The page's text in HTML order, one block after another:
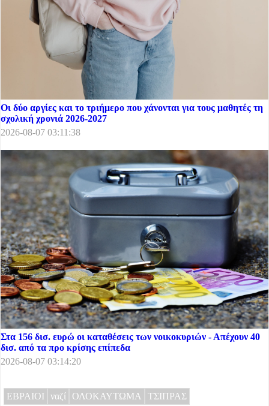
Οι δύο αργίες και το τριήμερο που χάνονται για τους μαθητές τη
σχολική χρονιά 2026-2027
2026-08-07 03:11:38
Στα 156 δισ. ευρώ οι καταθέσεις των νοικοκυριών - Απέχουν 40
δισ. από τα προ κρίσης επίπεδα
2026-08-07 03:14:20
ΕΒΡΑΙΟΙ ναζί ΟΛΟΚΑΥΤΩΜΑ ΤΣΙΠΡΑΣ